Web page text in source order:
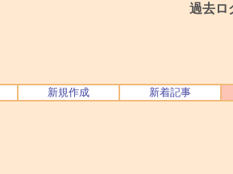
過去ロ
新規作成 新着記事